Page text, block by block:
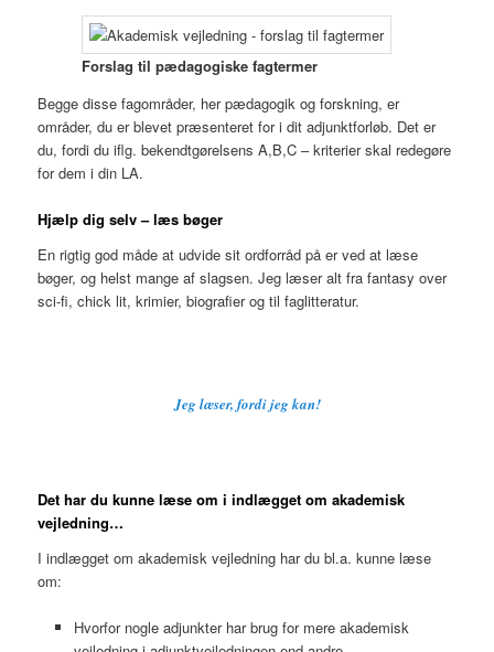
Forslag til pædagogiske fagtermer
Begge disse fagområder, her pædagogik og forskning, er
områder, du er blevet præsenteret for i dit adjunktforløb. Det er
du, fordi du iflg. bekendtgørelsens A,B,C – kriterier skal redegøre
for dem i din LA.
Hjælp dig selv – læs bøger
En rigtig god måde at udvide sit ordforråd på er ved at læse
bøger, og helst mange af slagsen. Jeg læser alt fra fantasy over
sci-fi, chick lit, krimier, biografier og til faglitteratur.
Jeg læser, fordi jeg kan!
Det har du kunne læse om i indlægget om akademisk
vejledning…
I indlægget om akademisk vejledning har du bl.a. kunne læse
om:
Hvorfor nogle adjunkter har brug for mere akademisk